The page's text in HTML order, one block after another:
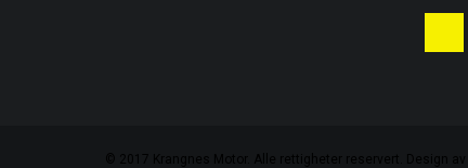
© 2017 Krangnes Motor. Alle rettigheter reservert. Design av